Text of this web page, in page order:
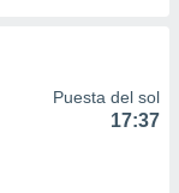
Puesta del sol
17:37